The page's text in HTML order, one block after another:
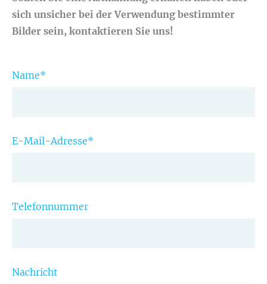
sich unsicher bei der Verwendung bestimmter
Bilder sein, kontaktieren Sie uns!
Name*
E-Mail-Adresse*
Telefonnummer
Nachricht